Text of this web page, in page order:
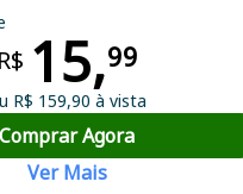
R$ 15,99
R$ 159,90 à vista
Comprar Agora
Ver Mais